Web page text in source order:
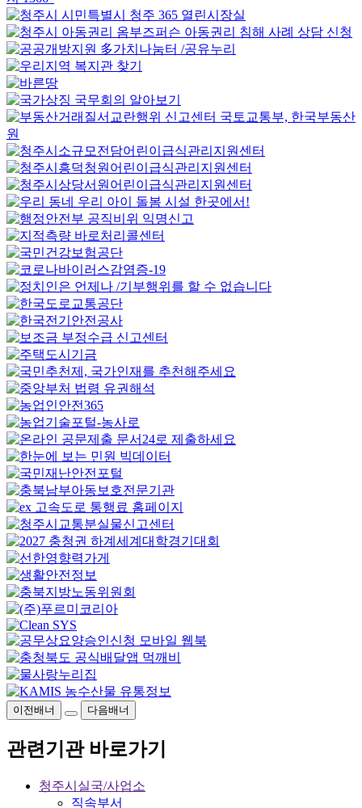
이전배너 다음배너
관련기관 바로가기
청주시실국/사업소
직속부서